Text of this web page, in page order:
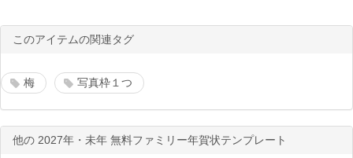
このアイテムの関連タグ
梅 写真枠１つ
他の 2027年・未年 無料ファミリー年賀状テンプレート